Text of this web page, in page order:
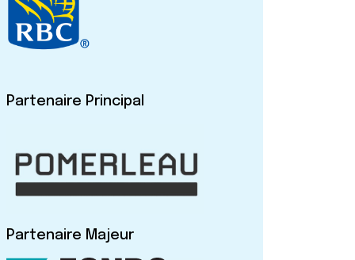
Partenaire Principal
Partenaire Majeur